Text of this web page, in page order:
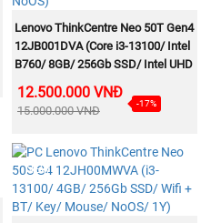
MUA NGAY
Lenovo ThinkCentre Neo 50T Gen4
12JB001DVA (Core i3-13100/ Intel
B760/ 8GB/ 256Gb SSD/ Intel UHD
Graphics 730/ NoOS)
12.500.000 VNĐ
15.000.000 VNĐ
-17%
NEW